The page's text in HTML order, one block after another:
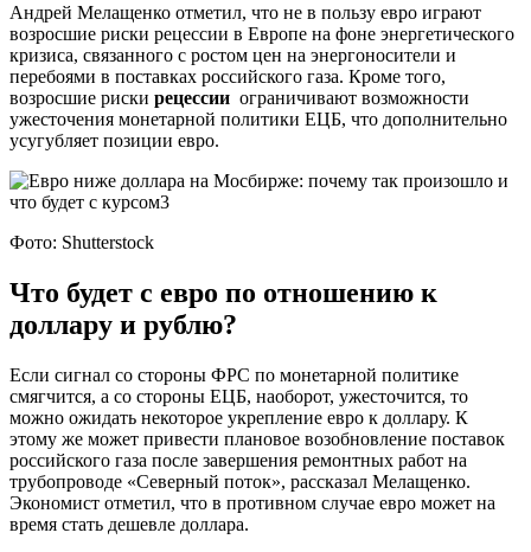
Андрей Мелащенко отметил, что не в пользу евро играют
возросшие риски рецессии в Европе на фоне энергетического
кризиса, связанного с ростом цен на энергоносители и
перебоями в поставках российского газа. Кроме того,
возросшие риски рецессии ограничивают возможности
ужесточения монетарной политики ЕЦБ, что дополнительно
усугубляет позиции евро.
Фото: Shutterstock
Что будет с евро по отношению к
доллару и рублю?
Если сигнал со стороны ФРС по монетарной политике
смягчится, а со стороны ЕЦБ, наоборот, ужесточится, то
можно ожидать некоторое укрепление евро к доллару. К
этому же может привести плановое возобновление поставок
российского газа после завершения ремонтных работ на
трубопроводе «Северный поток», рассказал Мелащенко.
Экономист отметил, что в противном случае евро может на
время стать дешевле доллара.